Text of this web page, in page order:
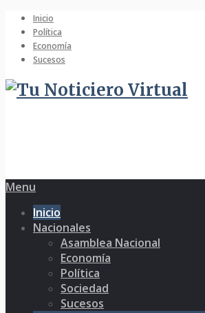
Inicio
Política
Economía
Sucesos
Menu
Inicio
Nacionales
Asamblea Nacional
Economía
Política
Sociedad
Sucesos